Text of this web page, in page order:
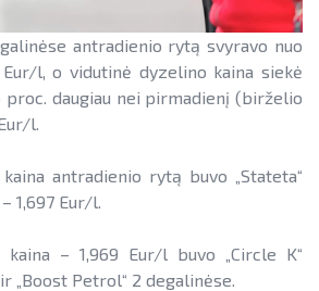
antradienio rytą svyravo nuo
l, o vidutinė dyzelino kaina siekė
proc. daugiau nei pirmadienį (birželio
l.
antradienio rytą buvo „Stateta“
1,697 Eur/l.
kaina – 1,969 Eur/l buvo „Circle K“
„Boost Petrol“ 2 degalinėse.